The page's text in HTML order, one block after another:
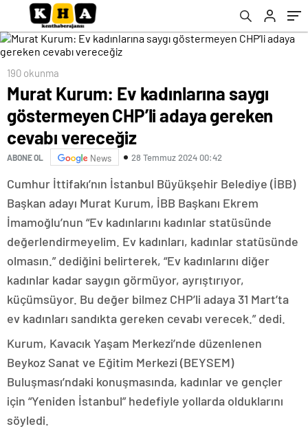
vereceğiz
190 okunma
Murat Kurum: Ev kadınlarına saygı
göstermeyen CHP’li adaya gereken
cevabı vereceğiz
ABONE OL News 28 Temmuz 2024 00:42
Cumhur İttifakı’nın İstanbul Büyükşehir Belediye (İBB)
Başkan adayı Murat Kurum, İBB Başkanı Ekrem
İmamoğlu’nun “Ev kadınlarını kadınlar statüsünde
değerlendirmeyelim. Ev kadınları, kadınlar statüsünde
olmasın.” dediğini belirterek, “Ev kadınlarını diğer
kadınlar kadar saygın görmüyor, ayrıştırıyor,
küçümsüyor. Bu değer bilmez CHP’li adaya 31 Mart’ta
ev kadınları sandıkta gereken cevabı verecek.” dedi.
Kurum, Kavacık Yaşam Merkezi’nde düzenlenen
Beykoz Sanat ve Eğitim Merkezi (BEYSEM)
Buluşması’ndaki konuşmasında, kadınlar ve gençler
için “Yeniden İstanbul” hedefiyle yollarda olduklarını
söyledi.